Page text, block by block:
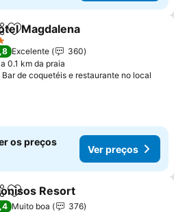
Adicionar aos favoritos
Magdalena
Excelente
360
a 0.1 km da praia
Bar de coquetéis e restaurante no local
os preços
Ver preços
Adicionar aos favoritos
Resort
Muito boa
376